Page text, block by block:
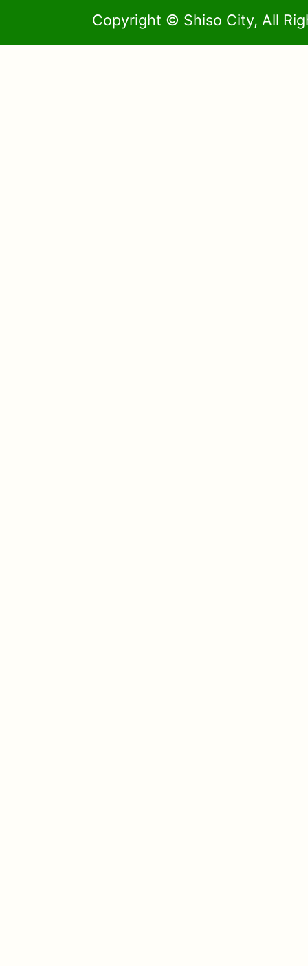
Copyright © Shiso City, All